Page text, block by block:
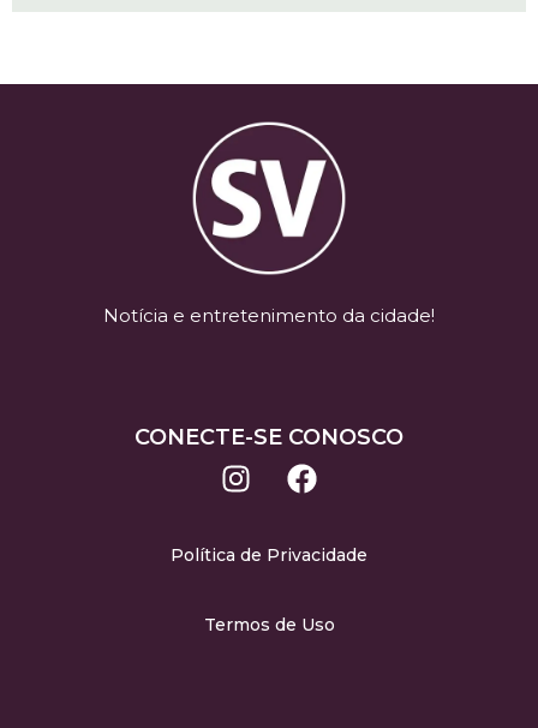
Notícia e entretenimento da cidade!
CONECTE-SE CONOSCO
Política de Privacidade
Termos de Uso